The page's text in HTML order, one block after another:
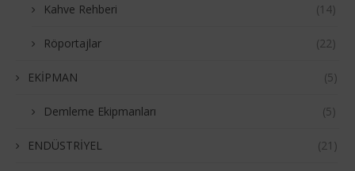
Kahve Rehberi (14)
Röportajlar (22)
EKİPMAN (5)
Demleme Ekipmanları (5)
ENDÜSTRİYEL (21)